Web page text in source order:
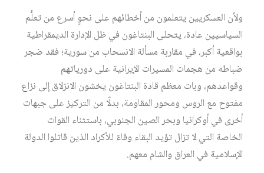
ولأن العسكريين يتعلمون من أخطائهم على نحوٍ أسرع من تعلُّم
السياسيين عادة، يتحلى البنتاغون في ظل الإدارة الديمقراطية
بواقعية أكبر، في مقاربة مسألة الانسحاب من سورية؛ فقد ضجر
ضباطه من هجمات المسيرات الإيرانية على دورياتهم
وقواعدهم، وبات معظم قادة البنتاغون يخشون الانزلاق إلى نزاع
مفتوح مع الروس ومحور المقاومة، بدلًا من التركيز على جبهات
أخرى في أوكرانيا وبحر الصين الجنوبي، باستثناء القوات
الخاصة التي لا تزال تؤيد البقاء وفاءً للأكراد الذين قاتلوا الدولة
الإسلامية في العراق والشام معهم.